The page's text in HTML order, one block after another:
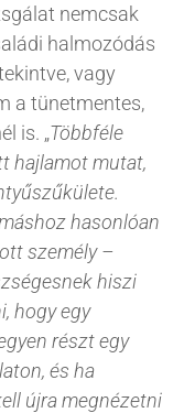
nemcsak
halmozódás
vagy
a tünetmentes,
is. „Többféle
hajlamot mutat,
hasonlóan
személy –
hiszi
hogy egy
részt egy
és ha
újra megnézetni